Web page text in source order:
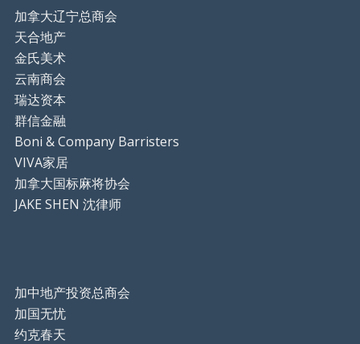
加拿大辽宁总商会
天合地产
金氏美术
云南商会
瑞达资本
群信金融
Boni & Company Barristers
VIVA家居
加拿大国标麻将协会
JAKE SHEN 沈律师
加中地产投资总商会
加国无忧
约克春天